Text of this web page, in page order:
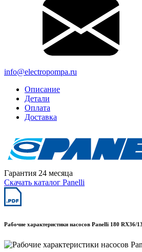
info@electropompa.ru
Описание
Детали
Оплата
Доставка
Гарантия 24 месяца
Скачать каталог Panelli
Рабочие характеристики насосов Panelli 180 RX36/13